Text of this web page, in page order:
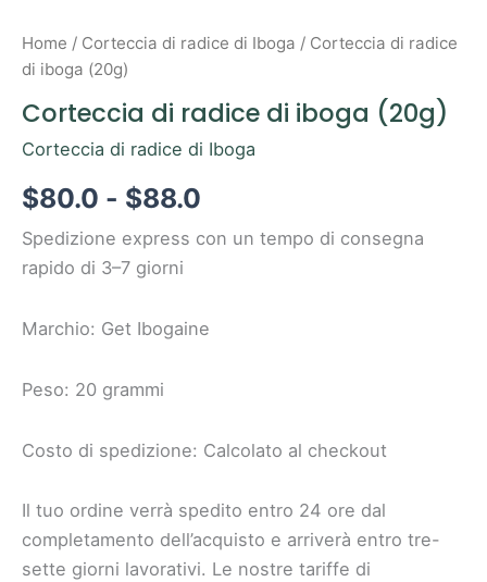
Home / Corteccia di radice di Iboga / Corteccia di radice
di iboga (20g)
Corteccia di radice di iboga (20g)
Corteccia di radice di Iboga
$80.0 - $88.0
Spedizione express con un tempo di consegna
rapido di 3–7 giorni
Marchio: Get Ibogaine
Peso: 20 grammi
Costo di spedizione: Calcolato al checkout
Il tuo ordine verrà spedito entro 24 ore dal
completamento dell’acquisto e arriverà entro tre-
sette giorni lavorativi. Le nostre tariffe di